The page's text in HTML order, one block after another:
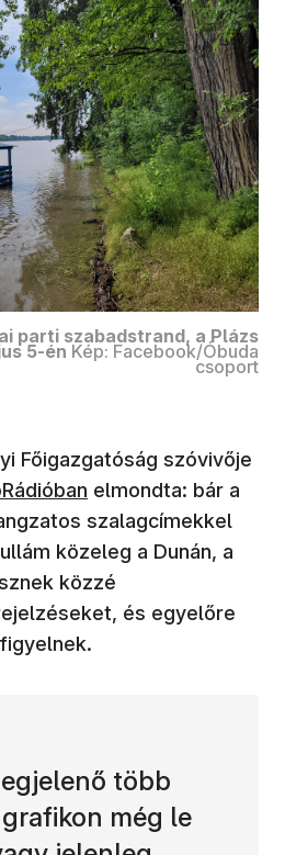
parti szabadstrand, a Plázs
5-én Kép: Facebook/Óbuda
csoport
Főigazgatóság szóvivője
nyílik meg)
elmondta: bár a
szalagcímekkel
közeleg a Dunán, a
közzé
és egyelőre
több
még le